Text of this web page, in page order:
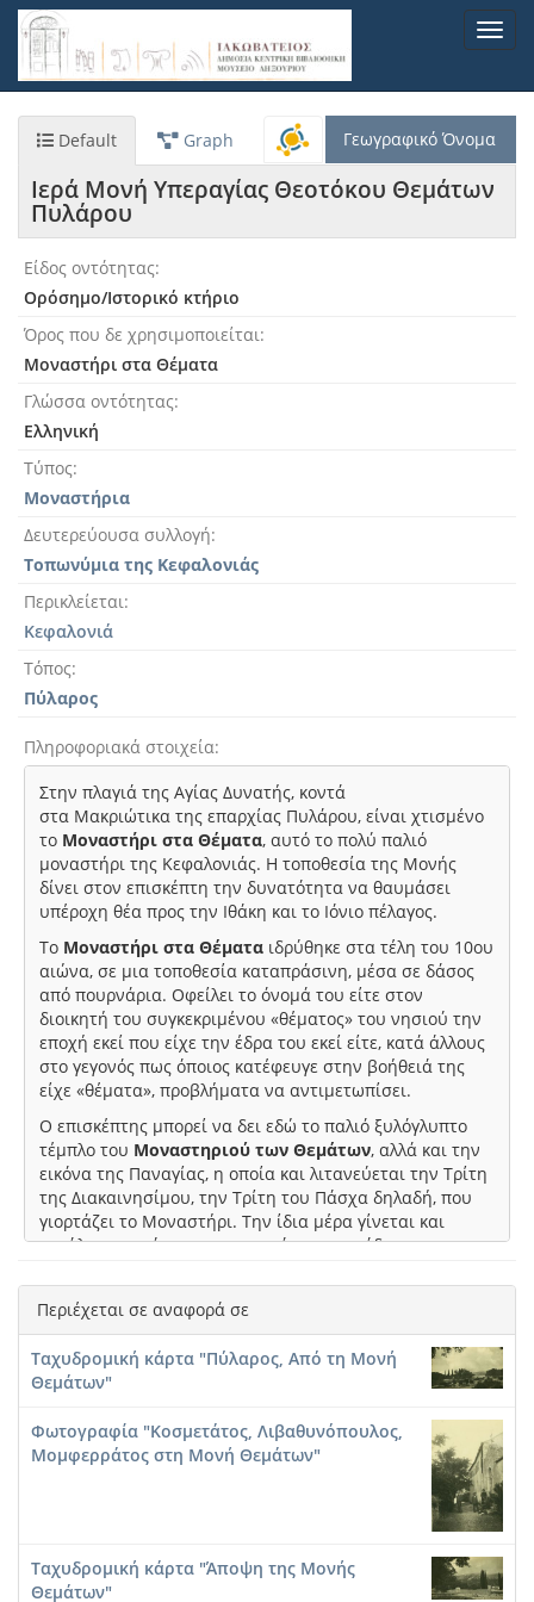
Παράκαμψη
προς
κυρίως
Default Graph Γεωγραφικό Όνομα
Ιερά Μονή Υπεραγίας Θεοτόκου Θεμάτων
Πυλάρου
Είδος οντότητας
Ορόσημο/Ιστορικό κτήριο
Όρος που δε χρησιμοποιείται
Μοναστήρι στα Θέματα
Γλώσσα οντότητας
Ελληνική
Τύπος
Μοναστήρια
Δευτερεύουσα συλλογή
Τοπωνύμια της Κεφαλονιάς
Περικλείεται
Κεφαλονιά
Τόπος
Πύλαρος
Πληροφοριακά στοιχεία
Στην πλαγιά της Αγίας Δυνατής, κοντά
στα Μακριώτικα της επαρχίας Πυλάρου, είναι χτισμένο
το Μοναστήρι στα Θέματα, αυτό το πολύ παλιό
μοναστήρι της Κεφαλονιάς. Η τοποθεσία της Μονής
δίνει στον επισκέπτη την δυνατότητα να θαυμάσει
υπέροχη θέα προς την Ιθάκη και το Ιόνιο πέλαγος.
Το Μοναστήρι στα Θέματα ιδρύθηκε στα τέλη του 10ου
αιώνα, σε μια τοποθεσία καταπράσινη, μέσα σε δάσος
από πουρνάρια. Οφείλει το όνομά του είτε στον
διοικητή του συγκεκριμένου «θέματος» του νησιού την
εποχή εκεί που είχε την έδρα του εκεί είτε, κατά άλλους
στο γεγονός πως όποιος κατέφευγε στην βοήθειά της
είχε «θέματα», προβλήματα να αντιμετωπίσει.
Ο επισκέπτης μπορεί να δει εδώ το παλιό ξυλόγλυπτο
τέμπλο του Μοναστηριού των Θεμάτων, αλλά και την
εικόνα της Παναγίας, η οποία και λιτανεύεται την Τρίτη
της Διακαινησίμου, την Τρίτη του Πάσχα δηλαδή, που
γιορτάζει το Μοναστήρι. Την ίδια μέρα γίνεται και
μεγάλο πανηγύρι στο γειτονικό πουρναρόδασος.
⟶Terrabook
Περιέχεται σε αναφορά σε
Ταχυδρομική κάρτα "Πύλαρος, Από τη Μονή
Θεμάτων"
Φωτογραφία "Κοσμετάτος, Λιβαθυνόπουλος,
Μομφερράτος στη Μονή Θεμάτων"
Ταχυδρομική κάρτα "Άποψη της Μονής
Θεμάτων"